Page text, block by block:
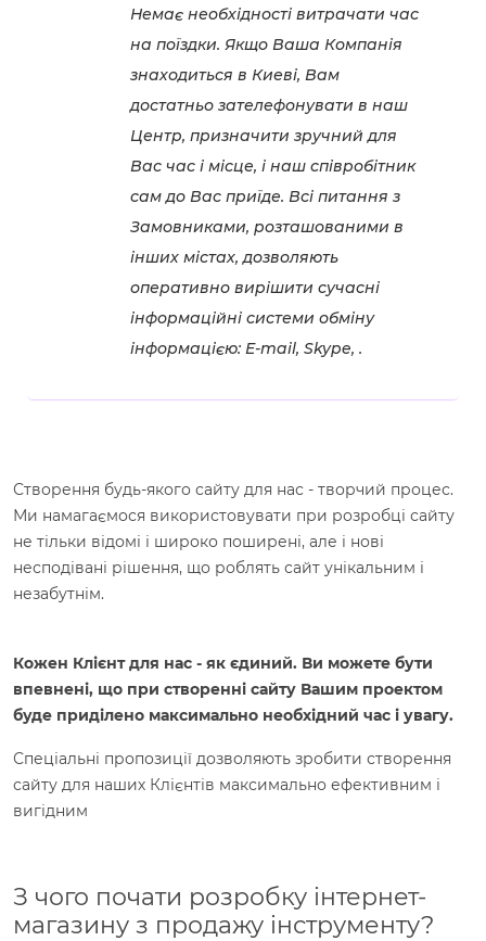
Немає необхідності витрачати час
на поїздки. Якщо Ваша Компанія
знаходиться в Киеві, Вам
достатньо зателефонувати в наш
Центр, призначити зручний для
Вас час і місце, і наш співробітник
сам до Вас приїде. Всі питання з
Замовниками, розташованими в
інших містах, дозволяють
оперативно вирішити сучасні
інформаційні системи обміну
інформацією: E-mail, Skype, .
Створення будь-якого сайту для нас - творчий процес.
Ми намагаємося використовувати при розробці сайту
не тільки відомі і широко поширені, але і нові
несподівані рішення, що роблять сайт унікальним і
незабутнім.
Кожен Клієнт для нас - як єдиний. Ви можете бути
впевнені, що при створенні сайту Вашим проектом
буде приділено максимально необхідний час і увагу.
Спеціальні пропозиції дозволяють зробити створення
сайту для наших Клієнтів максимально ефективним і
вигідним
З чого почати розробку інтернет-
магазину з продажу інструменту?